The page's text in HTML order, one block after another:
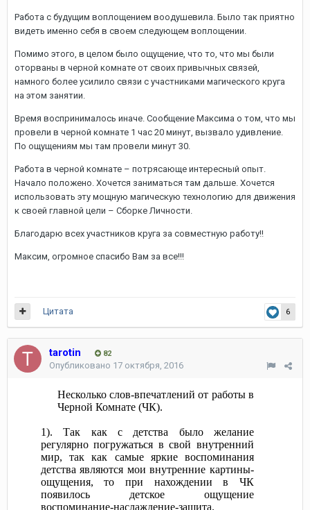
Работа с будущим воплощением воодушевила. Было так приятно
видеть именно себя в своем следующем воплощении.
Помимо этого, в целом было ощущение, что то, что мы были
оторваны в черной комнате от своих привычных связей,
намного более усилило связи с участниками магического круга
на этом занятии.
Время воспринималось иначе. Сообщение Максима о том, что мы
провели в черной комнате 1 час 20 минут, вызвало удивление.
По ощущениям мы там провели минут 30.
Работа в черной комнате – потрясающе интересный опыт.
Начало положено. Хочется заниматься там дальше. Хочется
использовать эту мощную магическую технологию для движения
к своей главной цели – Сборке Личности.
Благодарю всех участников круга за совместную работу!!
Максим, огромное спасибо Вам за все!!!
6
Цитата
tarotin 82
Опубликовано 17 октября, 2016
Несколько слов-впечатлений от работы в
Черной Комнате (ЧК).
1). Так как с детства было желание
регулярно погружаться в свой внутренний
мир, так как самые яркие воспоминания
детства являются мои внутренние картины-
ощущения, то при нахождении в ЧК
появилось детское ощущение
воспоминание-наслаждение-защита.